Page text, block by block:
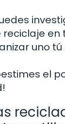
en
uno tú
el